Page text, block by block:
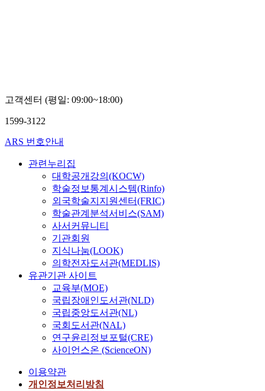
고객센터 (평일: 09:00~18:00)
1599-3122
ARS 번호안내
관련누리집
대학공개강의(KOCW)
학술정보통계시스템(Rinfo)
외국학술지지원센터(FRIC)
학술관계분석서비스(SAM)
사서커뮤니티
기관회원
지식나눔(LOOK)
의학전자도서관(MEDLIS)
유관기관 사이트
교육부(MOE)
국립장애인도서관(NLD)
국립중앙도서관(NL)
국회도서관(NAL)
연구윤리정보포털(CRE)
사이언스온 (ScienceON)
이용약관
개인정보처리방침